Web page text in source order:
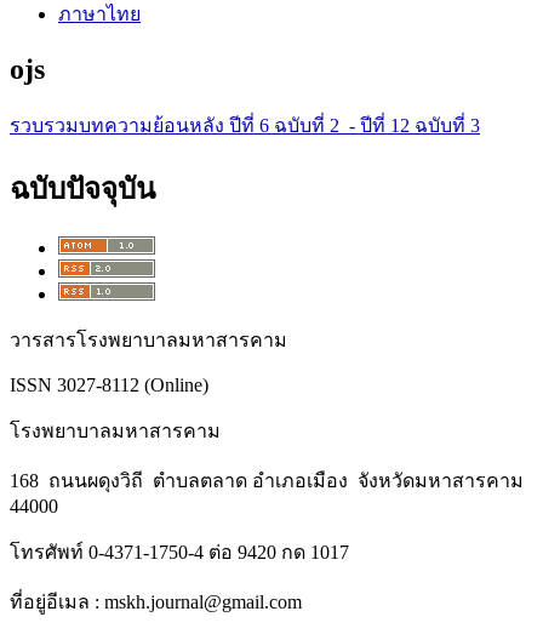
ภาษาไทย
ojs
รวบรวมบทความย้อนหลัง ปีที่ 6 ฉบับที่ 2 - ปีที่ 12 ฉบับที่ 3
ฉบับปัจจุบัน
วารสารโรงพยาบาลมหาสารคาม
ISSN 3027-8112 (Online)
โรงพยาบาลมหาสารคาม
168 ถนนผดุงวิถี ตำบลตลาด อำเภอเมือง จังหวัดมหาสารคาม
44000
โทรศัพท์ 0-4371-1750-4 ต่อ 9420 กด 1017
ที่อยู่อีเมล : mskh.journal@gmail.com